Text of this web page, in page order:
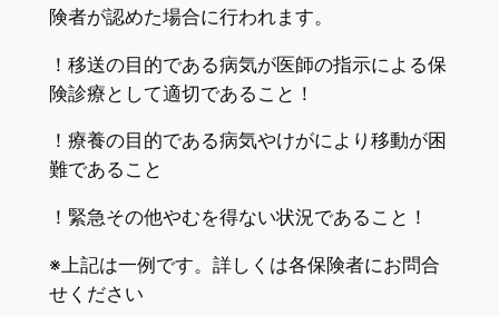
険者が認めた場合に行われます。
！移送の目的である病気が医師の指示による保
険診療として適切であること！
！療養の目的である病気やけがにより移動が困
難であること
！緊急その他やむを得ない状況であること！
※上記は一例です。詳しくは各保険者にお問合
せください